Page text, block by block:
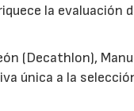
la evaluación
(Decathlon),
única a la